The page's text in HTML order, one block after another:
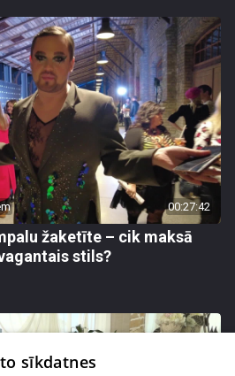
00:27:42
žaketīte – cik maksā
stils?
sīkdatnes